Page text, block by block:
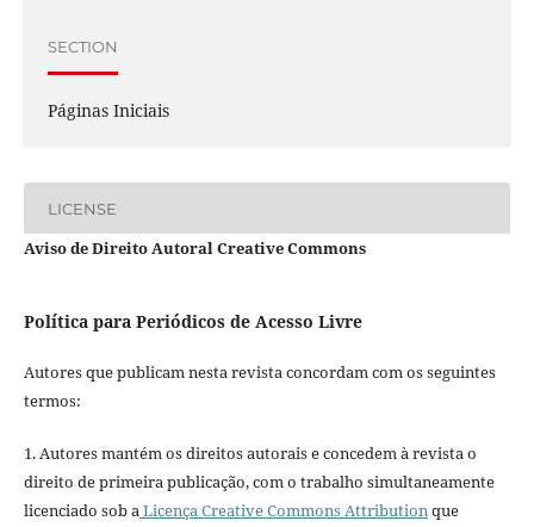
SECTION
Páginas Iniciais
LICENSE
Aviso de Direito Autoral Creative Commons
Política para Periódicos de Acesso Livre
Autores que publicam nesta revista concordam com os seguintes
termos:
1. Autores mantém os direitos autorais e concedem à revista o
direito de primeira publicação, com o trabalho simultaneamente
licenciado sob aLicença Creative Commons Attributionque